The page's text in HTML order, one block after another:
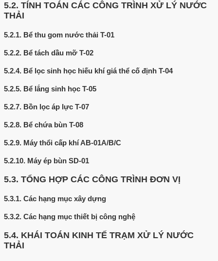
5.2. TÍNH TOÁN CÁC CÔNG TRÌNH XỬ LÝ NƯỚC
THẢI
5.2.1. Bể thu gom nước thải T-01
5.2.2. Bể tách dầu mỡ T-02
5.2.4. Bể lọc sinh học hiếu khí giá thể cố định T-04
5.2.5. Bể lắng sinh học T-05
5.2.7. Bồn lọc áp lực T-07
5.2.8. Bể chứa bùn T-08
5.2.9. Máy thổi cấp khí AB-01A/B/C
5.2.10. Máy ép bùn SD-01
5.3. TỔNG HỢP CÁC CÔNG TRÌNH ĐƠN VỊ
5.3.1. Các hạng mục xây dựng
5.3.2. Các hạng mục thiết bị công nghệ
5.4. KHÁI TOÁN KINH TẾ TRẠM XỬ LÝ NƯỚC
THẢI